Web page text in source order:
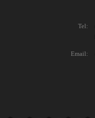
Tel:
Email: